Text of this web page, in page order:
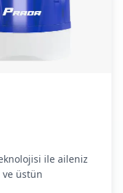
ile aileniz
ve üstün